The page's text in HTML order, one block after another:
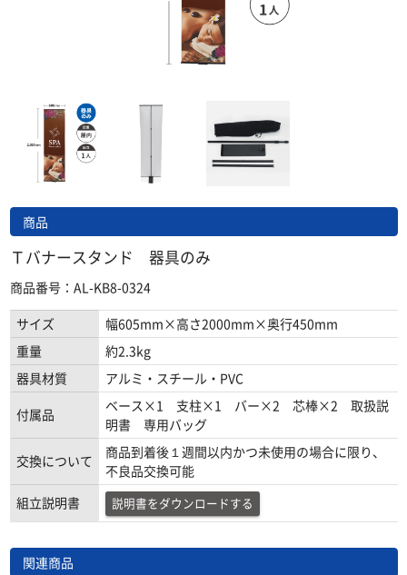
商品
Ｔバナースタンド 器具のみ
商品番号：AL-KB8-0324
サイズ
幅605mm×高さ2000mm×奥行450mm
重量
約2.3kg
器具材質
アルミ・スチール・PVC
付属品
ベース×1 支柱×1 バー×2 芯棒×2 取扱説
明書 専用バッグ
交換について
商品到着後１週間以内かつ未使用の場合に限り、
不良品交換可能
組立説明書
説明書をダウンロードする
関連商品